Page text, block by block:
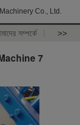
Co., Ltd.
সম্পর্কে >>
7